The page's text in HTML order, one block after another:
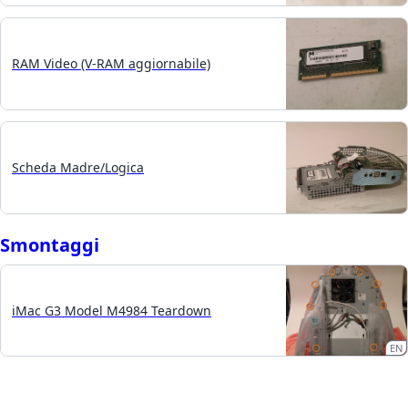
RAM Video (V-RAM aggiornabile)
Scheda Madre/Logica
Smontaggi
iMac G3 Model M4984 Teardown
EN